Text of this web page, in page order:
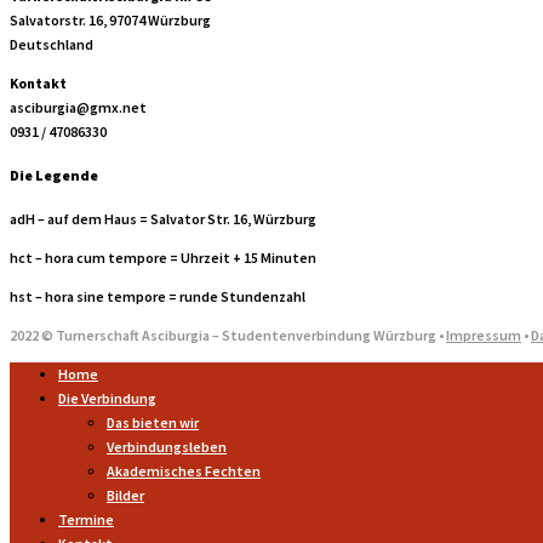
Salvatorstr. 16, 97074 Würzburg
Deutschland
Kontakt
asciburgia@gmx.net
0931 / 47086330
Die Legende
adH – auf dem Haus = Salvator Str. 16, Würzburg
hct – hora cum tempore = Uhrzeit + 15 Minuten
hst – hora sine tempore = runde Stundenzahl
2022 © Turnerschaft Asciburgia – Studentenverbindung Würzburg •Impressum •
Home
Die Verbindung
Das bieten wir
Verbindungsleben
Akademisches Fechten
Bilder
Termine